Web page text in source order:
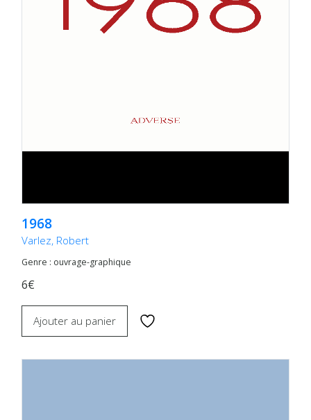
1968
Varlez, Robert
Genre : ouvrage-graphique
6€
Ajouter au panier